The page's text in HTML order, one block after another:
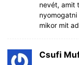
nevét, amit
mikor mit
Csufi